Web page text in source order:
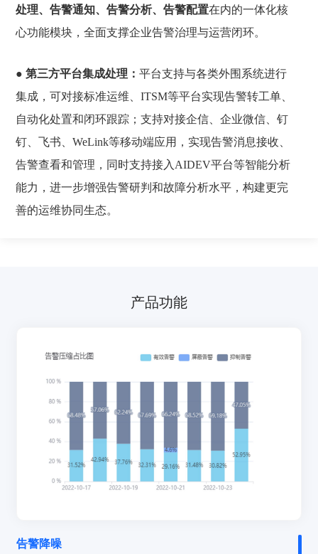
处理、告警通知、告警分析、告警配置在内的一体化核
心功能模块，全面支撑企业告警治理与运营闭环。
●第三方平台集成处理 ：平台支持与各类外围系统进行
集成，可对接标准运维、ITSM等平台实现告警转工单、
自动化处置和闭环跟踪；支持对接企信、企业微信、钉
钉、飞书、WeLink等移动端应用，实现告警消息接收、
告警查看和管理，同时支持接入AIDEV平台等智能分析
能力，进一步增强告警研判和故障分析水平，构建更完
善的运维协同生态。
产品功能
告警降噪